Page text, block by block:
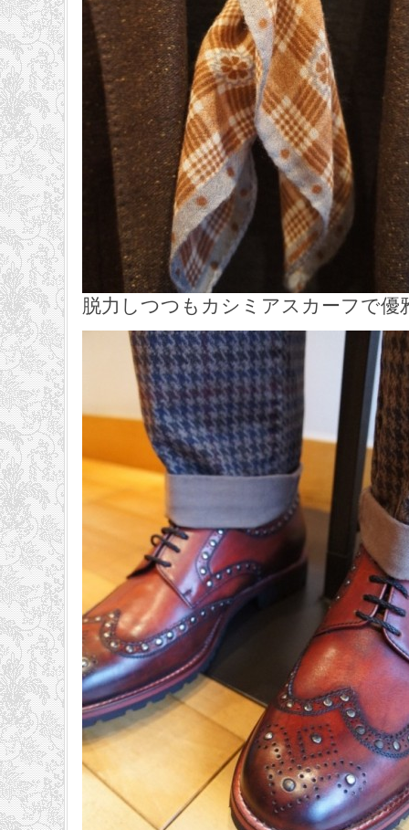
脱力しつつもカシミアスカーフで優